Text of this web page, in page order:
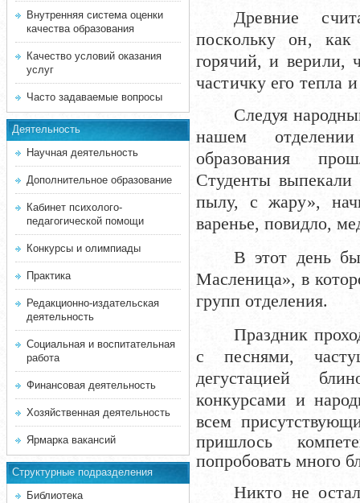
Внутренняя система оценки
качества образования
Качество условий оказания
услуг
Часто задаваемые вопросы
Деятельность
Научная деятельность
Дополнительное образование
Кабинет психолого-
педагогической помощи
Конкурсы и олимпиады
Практика
Редакционно-издательская
деятельность
Социальная и воспитательная
работа
Финансовая деятельность
Хозяйственная деятельность
Ярмарка вакансий
Структурные подразделения
Библиотека
Древние
поскольку он,
горячий, и верили,
частичку его тепла
Следуя
нашем отделении
образования
Студенты
пылу, с жару»,
варенье, повидло,
В этот день
Масленица», в
групп отделения.
Праздник
с песнями,
дегустацией
конкурсами и
всем
пришлось
попробовать много
Никто не